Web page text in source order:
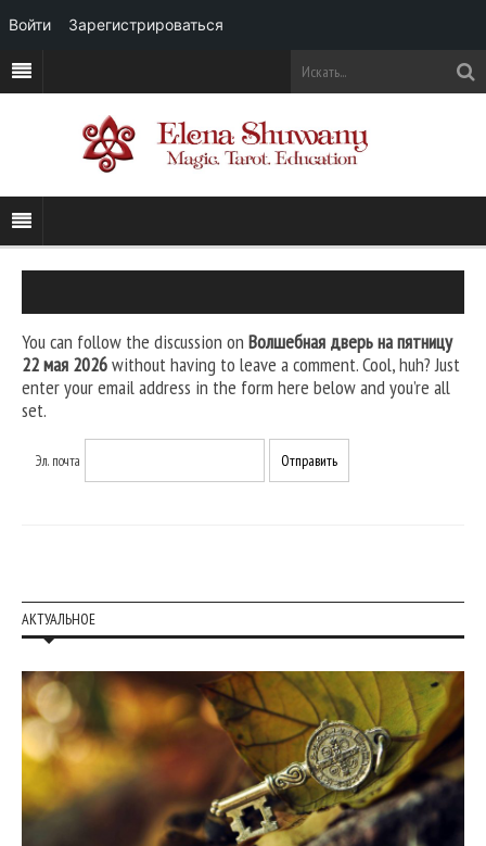
You can follow the discussion on Волшебная дверь на пятницу
22 мая 2026without having to leave a comment. Cool, huh? Just
enter your email address in the form here below and you’re all
set.
Эл. почта
АКТУАЛЬНОЕ
Войти Зарегистрироваться